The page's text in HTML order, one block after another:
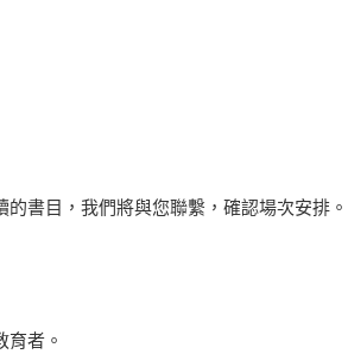
書目，我們將與您聯繫，確認場次安排。
育者。